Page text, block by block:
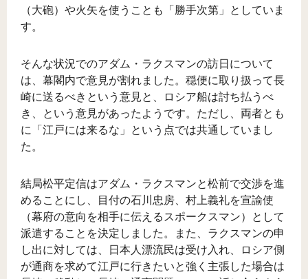
（大砲）や火矢を使うことも「勝手次第」としていま
す。
そんな状況でのアダム・ラクスマンの訪日について
は、幕閣内で意見が割れました。穏便に取り扱って長
崎に送るべきという意見と、ロシア船は討ち払うべ
き、という意見があったようです。ただし、両者とも
に「江戸には来るな」という点では共通していまし
た。
結局松平定信はアダム・ラクスマンと松前で交渉を進
めることにし、目付の石川忠房、村上義礼を宣諭使
（幕府の意向を相手に伝えるスポークスマン）として
派遣することを決定しました。また、ラクスマンの申
し出に対しては、日本人漂流民は受け入れ、ロシア側
が通商を求めて江戸に行きたいと強く主張した場合は